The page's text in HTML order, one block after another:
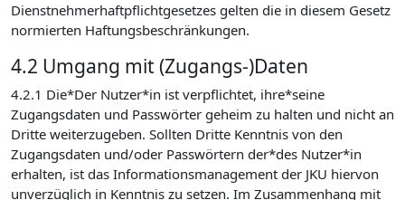
Dienstnehmerhaftpflichtgesetzes gelten die in diesem Gesetz
normierten Haftungsbeschränkungen.
4.2 Umgang mit (Zugangs-)Daten
4.2.1 Die*Der Nutzer*in ist verpflichtet, ihre*seine
Zugangsdaten und Passwörter geheim zu halten und nicht an
Dritte weiterzugeben. Sollten Dritte Kenntnis von den
Zugangsdaten und/oder Passwörtern der*des Nutzer*in
erhalten, ist das Informationsmanagement der JKU hiervon
unverzüglich in Kenntnis zu setzen. Im Zusammenhang mit